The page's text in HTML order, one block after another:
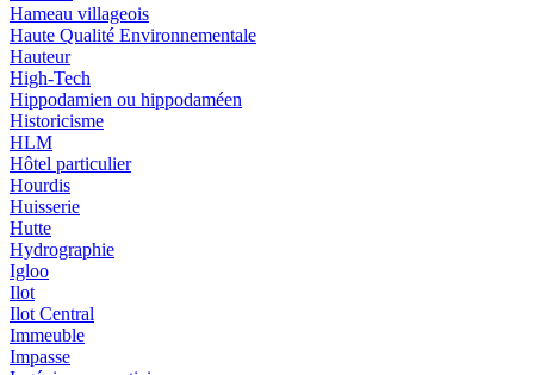
Hameau villageois
Haute Qualité Environnementale
Hauteur
High-Tech
Hippodamien ou hippodaméen
Historicisme
HLM
Hôtel particulier
Hourdis
Huisserie
Hutte
Hydrographie
Igloo
Ilot
Ilot Central
Immeuble
Impasse